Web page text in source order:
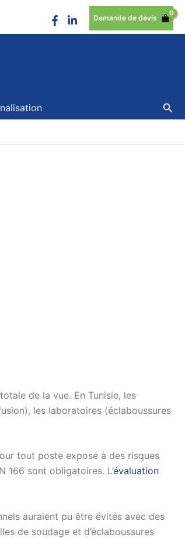
Demande de devis
de la vue. En Tunisie, les
les laboratoires (éclaboussures
tout poste exposé à des risques
166 sont obligatoires. L’évaluation
auraient pu être évités avec des
de soudage et d’éclaboussures